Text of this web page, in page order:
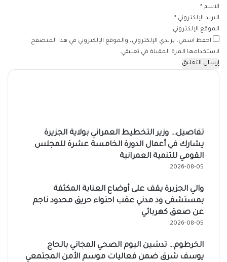
الاسم *
البريد الإلكتروني *
الموقع الإلكتروني
احفظ اسمي، بريدي الإلكتروني، والموقع الإلكتروني في هذا المتصفح
لاستخدامها المرة المقبلة في تعليقي.
تفاصيل… وزير التخطيط العمراني بولاية الجزيرة
يشارك في أعمال الدورة الخامسة عشرة للمجلس
القومي للتنمية العمرانية
2026-08-05
والي الجزيرة يقف على أوضاع العناية المكثفة
بمستشفى ود مدني عقب احتواء حريق محدود ناجم
عن صعق كهربائي
2026-08-05
الخرطوم… تدشين اليوم الصحي المجاني بالحاج
يوسف شرق ضمن فعاليات موسم الأمن المجتمعي